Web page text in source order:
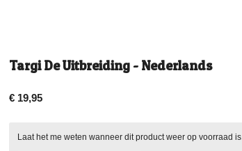
Targi De Uitbreiding - Nederlands
€ 19,95
Laat het me weten wanneer dit product weer op voorraad is.